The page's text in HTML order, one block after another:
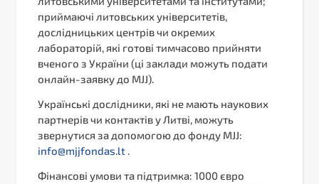
приймаючі литовських університетів,
дослідницьких центрів чи окремих
лабораторій, які готові тимчасово прийняти
вченого з України (ці заклади можуть подати
онлайн-заявку до MJJ).
Українські дослідники, які не мають наукових
партнерів чи контактів у Литві, можуть
звернутися за допомогою до фонду MJJ:
info@mjjfondas.lt .
Фінансові умови та підтримка: 1000 євро